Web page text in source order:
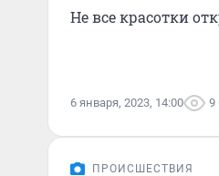
Не все красотки
6 января, 2023, 14:00 9
ПРОИСШЕСТВИЯ